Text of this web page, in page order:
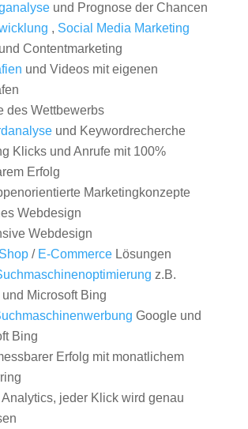
und Prognose der Chancen
, Social Media Marketing
Contentmarketing
und Videos mit eigenen
des Wettbewerbs
und Keywordrecherche
Klicks und Anrufe mit 100%
Erfolg
Marketingkonzepte
Webdesign
Webdesign
/ E-CommerceLösungen
z.B.
Microsoft Bing
Google und
Bing
Erfolg mit monatlichem
jeder Klick wird genau